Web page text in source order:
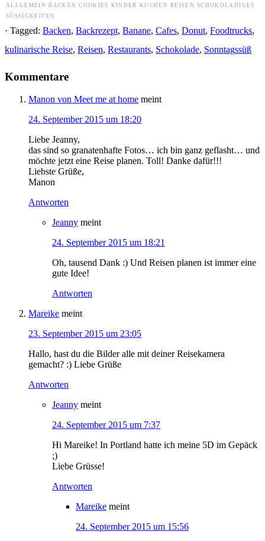
ALLGEMEIN BACKEN COOKIES KINDER KUCHEN REISEN
SCHOKOLADIGES
SÜSSIGKEITEN
· Tagged: Backen, Backrezept, Banane, Cafes, Donut, Foodtrucks,
kulinarische Reise, Reisen, Restaurants, Schokolade, Sonntagssüß
Kommentare
Manon von Meet me at home meint
24. September 2015 um 18:20
Liebe Jeanny,
das sind so granatenhafte Fotos… ich bin ganz geflasht… und
möchte jetzt eine Reise planen. Toll! Danke dafür!!!
Liebste Grüße,
Manon
Antworten
Jeanny meint
24. September 2015 um 18:21
Oh, tausend Dank :) Und Reisen planen ist immer eine
gute Idee!
Antworten
Mareike meint
23. September 2015 um 23:05
Hallo, hast du die Bilder alle mit deiner Reisekamera
gemacht? :) Liebe Grüße
Antworten
Jeanny meint
24. September 2015 um 7:37
Hi Mareike! In Portland hatte ich meine 5D im Gepäck
;)
Liebe Grüsse!
Antworten
Mareike meint
24. September 2015 um 15:56